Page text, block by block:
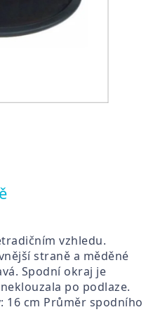
vzhledu.
straně a měděné
Spodní okraj je
po podlaze.
16 cm Průměr spodního